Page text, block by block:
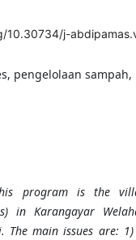
10.30734/j-
pengelolaan
program is the
in Karangayar
The main issues are: